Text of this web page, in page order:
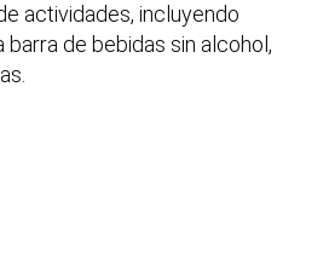
actividades, incluyendo
barra de bebidas sin alcohol,